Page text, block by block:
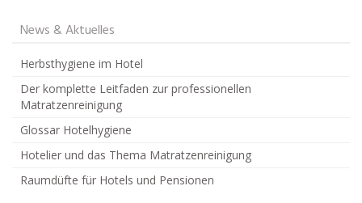
News & Aktuelles
Herbsthygiene im Hotel
Der komplette Leitfaden zur professionellen
Matratzenreinigung
Glossar Hotelhygiene
Hotelier und das Thema Matratzenreinigung
Raumdüfte für Hotels und Pensionen